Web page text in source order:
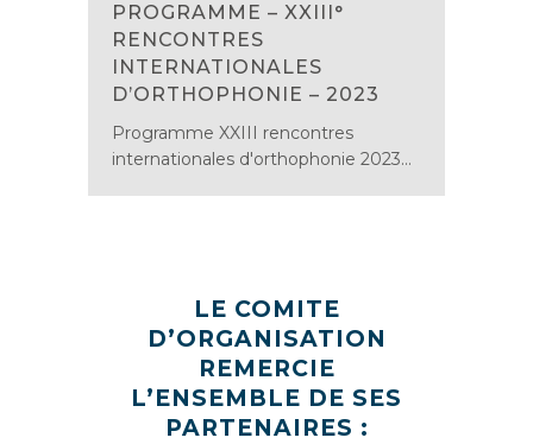
PROGRAMME – XXIII°
RENCONTRES
INTERNATIONALES
D’ORTHOPHONIE – 2023
Programme XXIII rencontres
internationales d'orthophonie 2023...
LE COMITE
D’ORGANISATION
REMERCIE
L’ENSEMBLE DE SES
PARTENAIRES :